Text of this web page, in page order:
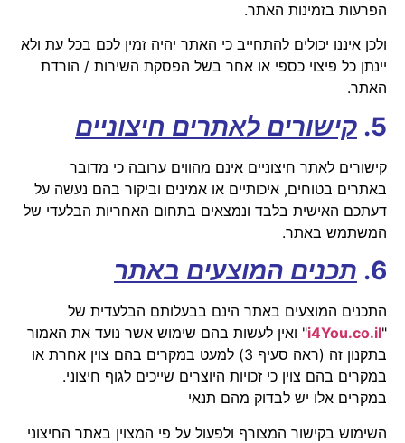
הפרעות בזמינות האתר.
ולכן איננו יכולים להתחייב כי האתר יהיה זמין לכם בכל עת ולא
יינתן כל פיצוי כספי או אחר בשל הפסקת השירות / הורדת
האתר.
5. קישורים לאתרים חיצוניים
קישורים לאתר חיצוניים אינם מהווים ערובה כי מדובר
באתרים בטוחים, איכותיים או אמינים וביקור בהם נעשה על
דעתכם האישית בלבד ונמצאים בתחום האחריות הבלעדי של
המשתמש באתר.
6. תכנים המוצעים באתר
התכנים המוצעים באתר הינם בבעלותם הבלעדית של
"
i4You.co.il
" ואין לעשות בהם שימוש אשר נועד את האמור
בתקנון זה (ראה סעיף 3) למעט במקרים בהם צוין אחרת או
במקרים בהם צוין כי זכויות היוצרים שייכים לגוף חיצוני.
במקרים אלו יש לבדוק מהם תנאי
השימוש בקישור המצורף ולפעול על פי המצוין באתר החיצוני